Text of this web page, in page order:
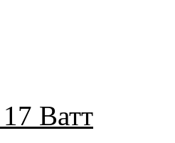
17 Ватт